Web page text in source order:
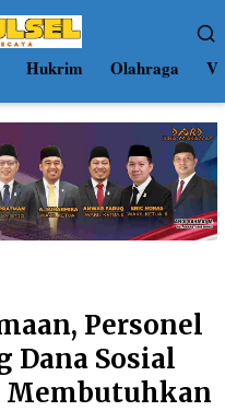
Hukrim Olahraga
Personel
Dana Sosial
Membutuhkan